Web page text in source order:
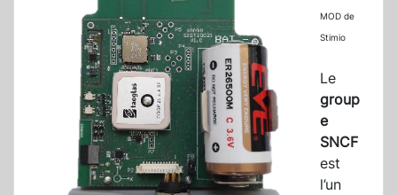
MOD de
Stimio
Le
group
e
SNCF
est
l’un